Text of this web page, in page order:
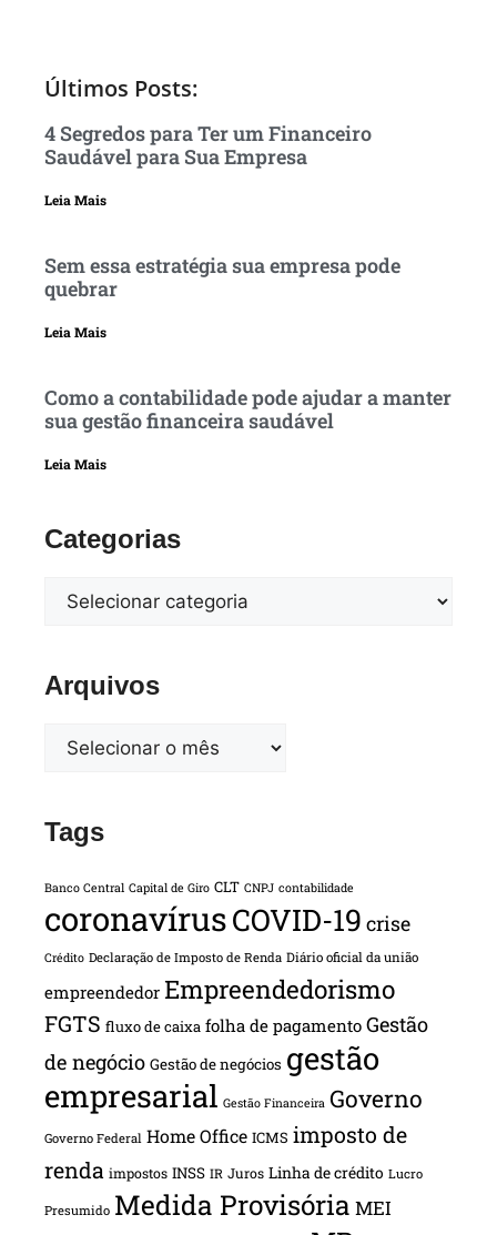
Últimos Posts:
4 Segredos para Ter um Financeiro
Saudável para Sua Empresa
Leia Mais
Sem essa estratégia sua empresa pode
quebrar
Leia Mais
Como a contabilidade pode ajudar a manter
sua gestão financeira saudável
Leia Mais
Categorias
Arquivos
Tags
Banco Central Capital de Giro CLT CNPJ contabilidade
coronavírusCOVID-19 crise
Crédito Declaração de Imposto de Renda Diário oficial da união
empreendedor Empreendedorismo
FGTS fluxo de caixa folha de pagamento Gestão
de negócio Gestão de negócios gestão
empresarial Gestão Financeira Governo
Governo Federal Home Office ICMS imposto de
renda impostos INSS IR Juros Linha de crédito Lucro
Presumido Medida Provisória MEI